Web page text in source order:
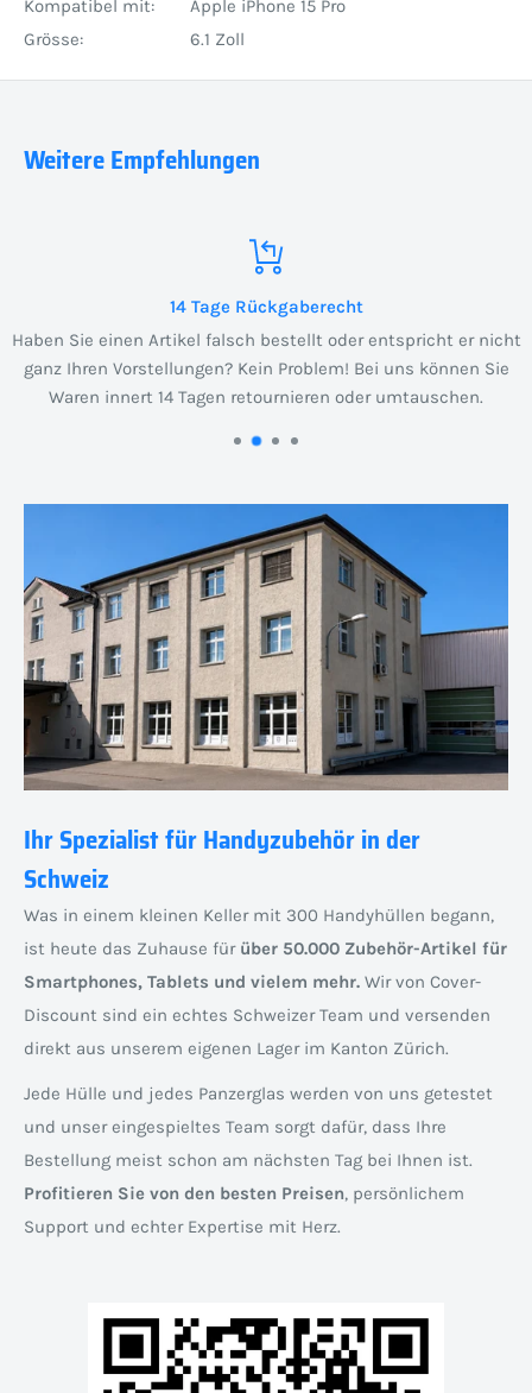
Kompatibel mit:
Apple iPhone 15 Pro
Grösse:
6.1 Zoll
Weitere Empfehlungen
14 Tage Rückgaberecht
Haben Sie einen Artikel falsch bestellt oder entspricht er nicht
ganz Ihren Vorstellungen? Kein Problem! Bei uns können Sie
Waren innert 14 Tagen retournieren oder umtauschen.
Ihr Spezialist für Handyzubehör in der
Schweiz
Was in einem kleinen Keller mit 300 Handyhüllen begann,
ist heute das Zuhause für über 50.000 Zubehör-Artikel für
Smartphones, Tablets und vielem mehr. Wir von Cover-
Discount sind ein echtes Schweizer Team und versenden
direkt aus unserem eigenen Lager im Kanton Zürich.
Jede Hülle und jedes Panzerglas werden von uns getestet
und unser eingespieltes Team sorgt dafür, dass Ihre
Bestellung meist schon am nächsten Tag bei Ihnen ist.
Profitieren Sie von den besten Preisen, persönlichem
Support und echter Expertise mit Herz.